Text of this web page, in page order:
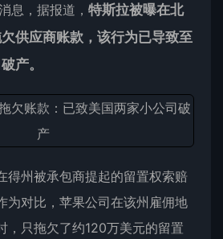
息，据报道， 特斯拉被曝在北
供应商账款，该行为已导致至
破产。
得州被承包商提起的留置权索赔
为对比，苹果公司在该州雇佣地
，只拖欠了约120万美元的留置